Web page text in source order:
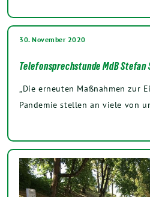
30. November 2020
Telefonsprechstunde MdB Stefan
„Die erneuten Maßnahmen zur
Pandemie stellen an viele von